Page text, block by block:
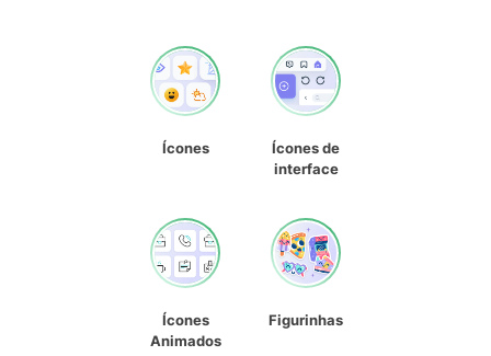
Ícones
Ícones de
interface
Ícones
Animados
Figurinhas